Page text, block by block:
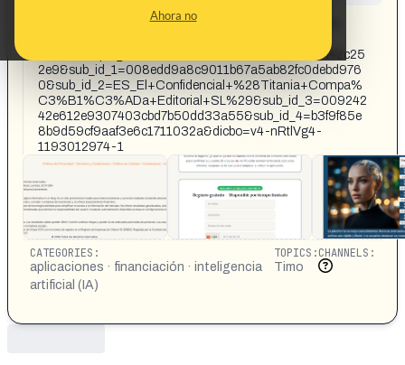
Ahora no
https://es3.aiinsightwatch.com/FydHfp?external_id=v4-
1&ad_campaign_id=00a5e3c8ac3f35770df9feaa0f42c25
2e9&sub_id_1=008edd9a8c9011b67a5ab82fc0debd976
0&sub_id_2=ES_El+Confidencial+%28Titania+Compa%
C3%B1%C3%ADa+Editorial+SL%29&sub_id_3=009242
42e612e9307403cbd7b50dd33a55&sub_id_4=b3f9f85e
8b9d59cf9aaf3e6c1711032a&dicbo=v4-nRtlVg4-
1193012974-1
CATEGORIES:
aplicaciones · financiación · inteligencia
artificial (IA)
TOPICS:
Timo
CHANNELS: